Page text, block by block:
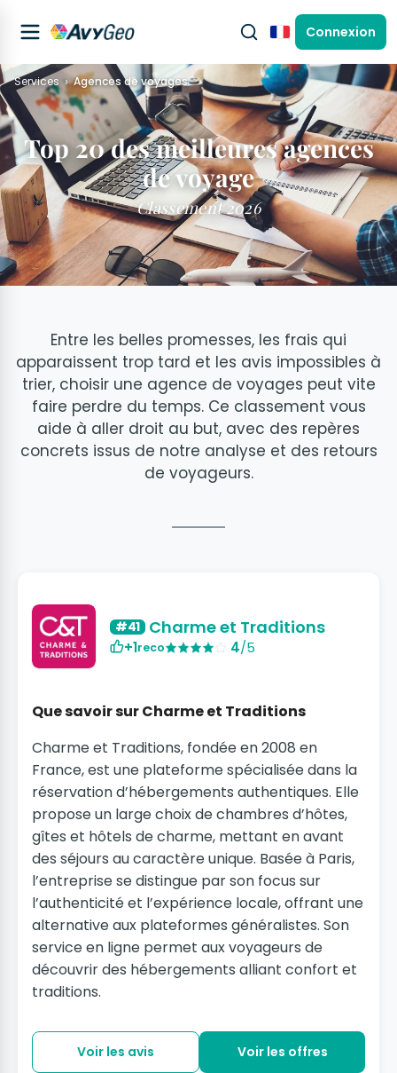
FrançaisConnexion
Services Agences de voyages
Top 20 des meilleures agences
de voyage
Classement 2026
Entre les belles promesses, les frais qui
apparaissent trop tard et les avis impossibles à
trier, choisir une agence de voyages peut vite
faire perdre du temps. Ce classement vous
aide à aller droit au but, avec des repères
concrets issus de notre analyse et des retours
de voyageurs.
#41 Charme et Traditions
+1reco 4/5
Que savoir sur Charme et Traditions
Charme et Traditions, fondée en 2008 en
France, est une plateforme spécialisée dans la
réservation d’hébergements authentiques. Elle
propose un large choix de chambres d’hôtes,
gîtes et hôtels de charme, mettant en avant
des séjours au caractère unique. Basée à Paris,
l’entreprise se distingue par son focus sur
l’authenticité et l’expérience locale, offrant une
alternative aux plateformes généralistes. Son
service en ligne permet aux voyageurs de
découvrir des hébergements alliant confort et
traditions.
Voir les avis Voir les offres